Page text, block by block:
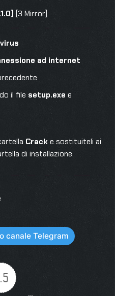
[3 Mirror]
ad internet
il file setup.exe e
Crack e sostituiteli ai
di installazione.
canale Telegram